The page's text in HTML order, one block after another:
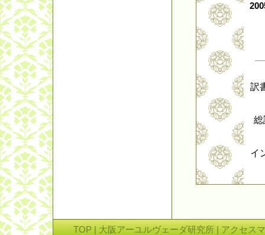
訳
総
イ
TOP|大阪アーユルヴェーダ研究所|アクセス